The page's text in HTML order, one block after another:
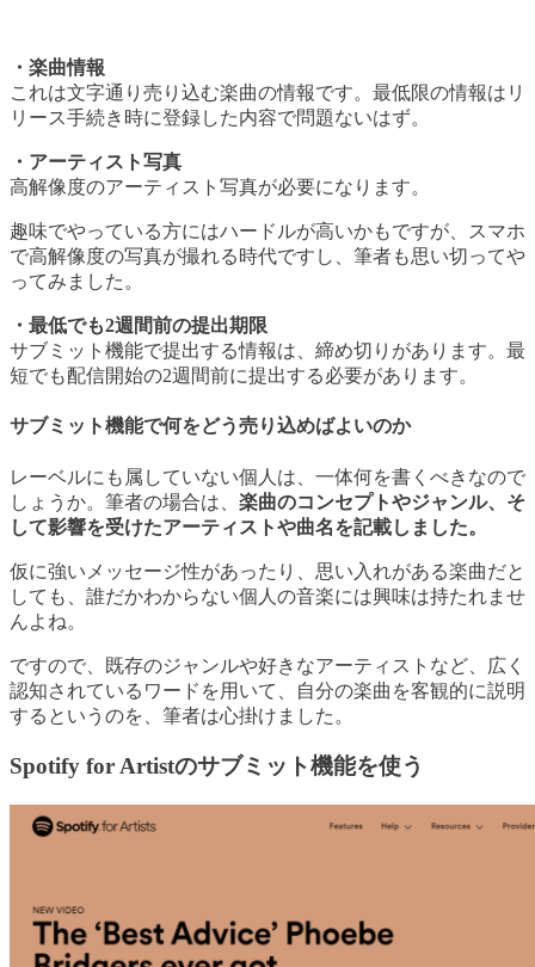
・楽曲情報
これは文字通り売り込む楽曲の情報です。最低限の情報はリ
リース手続き時に登録した内容で問題ないはず。
・アーティスト写真
高解像度のアーティスト写真が必要になります。
趣味でやっている方にはハードルが高いかもですが、スマホ
で高解像度の写真が撮れる時代ですし、筆者も思い切ってや
ってみました。
・最低でも2週間前の提出期限
サブミット機能で提出する情報は、締め切りがあります。最
短でも配信開始の2週間前に提出する必要があります。
サブミット機能で何をどう売り込めばよいのか
レーベルにも属していない個人は、一体何を書くべきなので
しょうか。筆者の場合は、 楽曲のコンセプトやジャンル、そ
して影響を受けたアーティストや曲名を記載しました。
仮に強いメッセージ性があったり、思い入れがある楽曲だと
しても、誰だかわからない個人の音楽には興味は持たれませ
んよね。
ですので、既存のジャンルや好きなアーティストなど、広く
認知されているワードを用いて、自分の楽曲を客観的に説明
するというのを、筆者は心掛けました。
Spotify for Artistのサブミット機能を使う